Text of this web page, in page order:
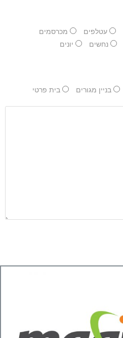
עטלפים
מכרסמים
נחשים יונים
בניין מגורים בית פרטי